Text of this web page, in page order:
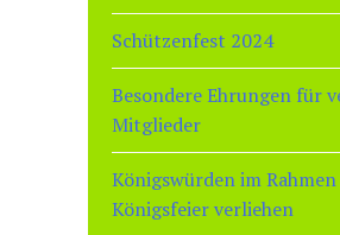
Schützenfest 2024
Besondere Ehrungen für
Mitglieder
Königswürden im
Königsfeier verliehen